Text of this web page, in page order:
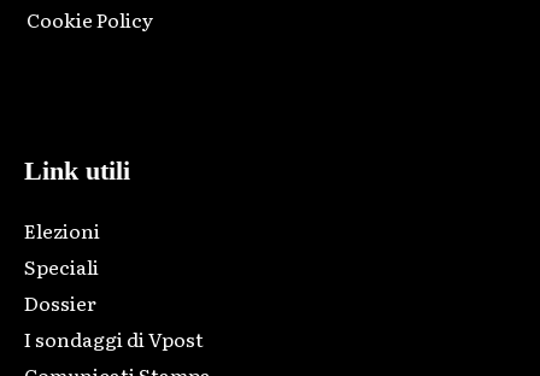
Cookie Policy
Link utili
Elezioni
Speciali
Dossier
I sondaggi di Vpost